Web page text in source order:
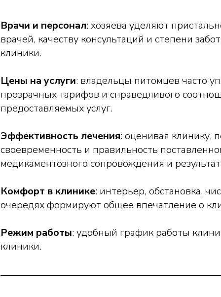
Врачи и персонал: хозяева уделяют
врачей, качеству консультаций и степени
клиники.
Цены на услуги: владельцы питомцев часто
прозрачных тарифов и справедливого
предоставляемых услуг.
Эффективность лечения: оценивая клинику,
своевременность и правильность
медикаментозного сопровождения и
Комфорт в клинике: интерьер, обстановка,
очередях формируют общее впечатление о
Режим работы: удобный график работы
клиники.